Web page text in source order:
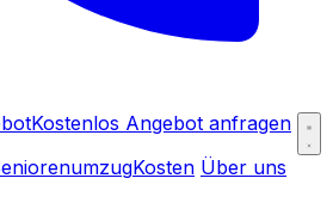
Kostenlos Angebot anfragen
Kosten Über uns